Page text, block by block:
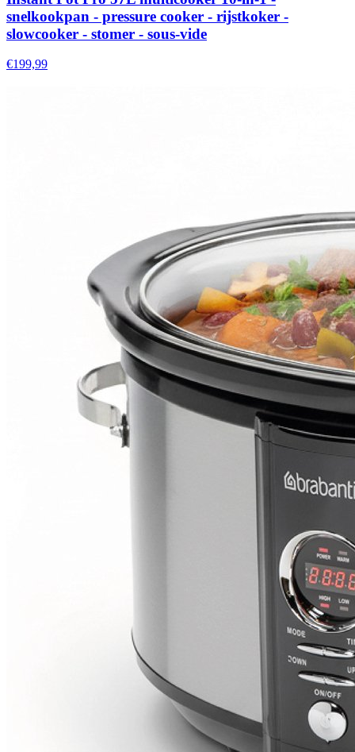
snelkookpan - pressure cooker - rijstkoker -
slowcooker - stomer - sous-vide
€199,99